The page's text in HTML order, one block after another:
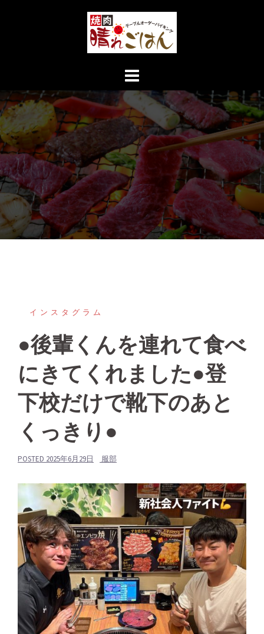
ス
キ
ッ
プ
インスタグラム
●後輩くんを連れて食べ
にきてくれました●登
下校だけで靴下のあと
くっきり●
POSTED 2025年6月29日 服部